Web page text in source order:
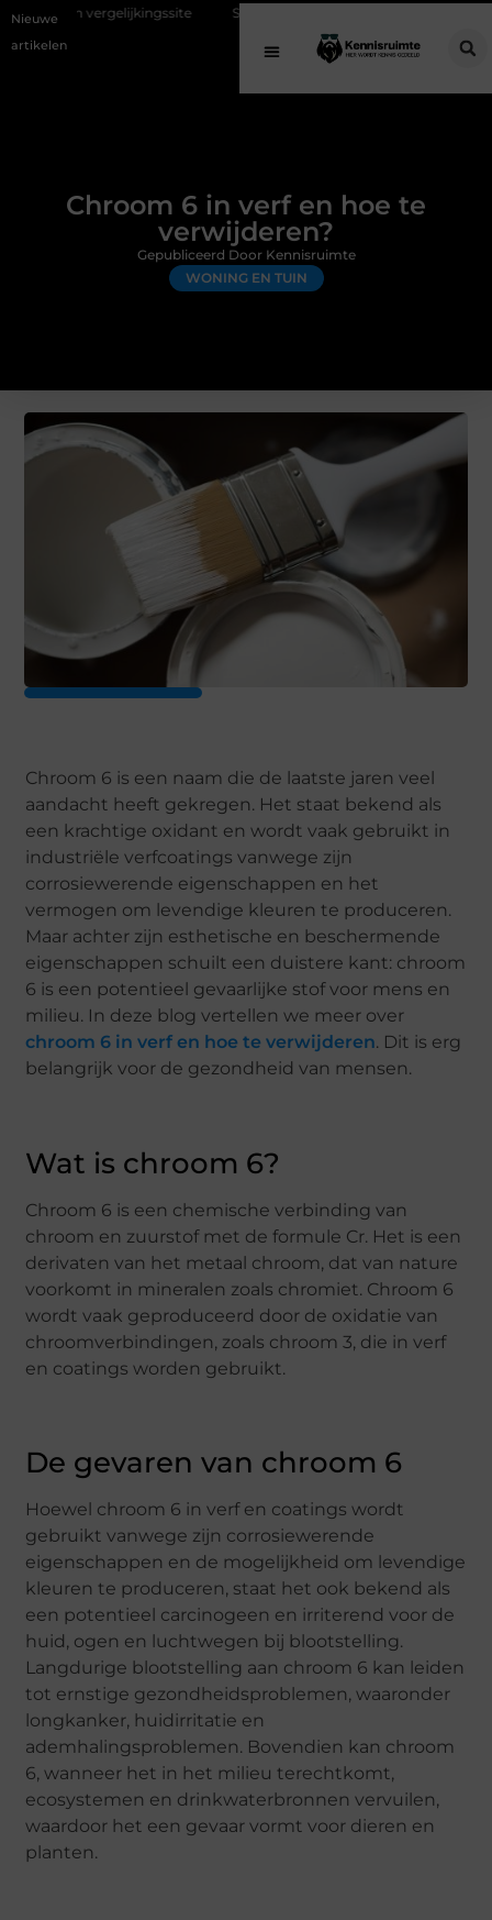
Nieuwe
artikelen
Schenking aan een goed doel: waarom geven
Chroom 6 in verf en hoe te
verwijderen?
WONING EN TUIN
Gepubliceerd Door Kennisruimte
Chroom 6 is een naam die de laatste jaren veel
aandacht heeft gekregen. Het staat bekend als
een krachtige oxidant en wordt vaak gebruikt in
industriële verfcoatings vanwege zijn
corrosiewerende eigenschappen en het
vermogen om levendige kleuren te produceren.
Maar achter zijn esthetische en beschermende
eigenschappen schuilt een duistere kant: chroom
6 is een potentieel gevaarlijke stof voor mens en
milieu. In deze blog vertellen we meer over
chroom 6 in verf en hoe te verwijderen. Dit is erg
belangrijk voor de gezondheid van mensen.
Wat is chroom 6?
Chroom 6 is een chemische verbinding van
chroom en zuurstof met de formule Cr. Het is een
derivaten van het metaal chroom, dat van nature
voorkomt in mineralen zoals chromiet. Chroom 6
wordt vaak geproduceerd door de oxidatie van
chroomverbindingen, zoals chroom 3, die in verf
en coatings worden gebruikt.
De gevaren van chroom 6
Hoewel chroom 6 in verf en coatings wordt
gebruikt vanwege zijn corrosiewerende
eigenschappen en de mogelijkheid om levendige
kleuren te produceren, staat het ook bekend als
een potentieel carcinogeen en irriterend voor de
huid, ogen en luchtwegen bij blootstelling.
Langdurige blootstelling aan chroom 6 kan leiden
tot ernstige gezondheidsproblemen, waaronder
longkanker, huidirritatie en
ademhalingsproblemen. Bovendien kan chroom
6, wanneer het in het milieu terechtkomt,
ecosystemen en drinkwaterbronnen vervuilen,
waardoor het een gevaar vormt voor dieren en
planten.